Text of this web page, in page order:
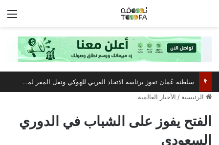
سلطنة عُمان تفوز برئاسة الاتحاد العربي للهوكي ونقل المقر لمسقط
الرئيسية / الأخبار العالمية
الفتح يفوز على الشباب في الدوري
السعودي